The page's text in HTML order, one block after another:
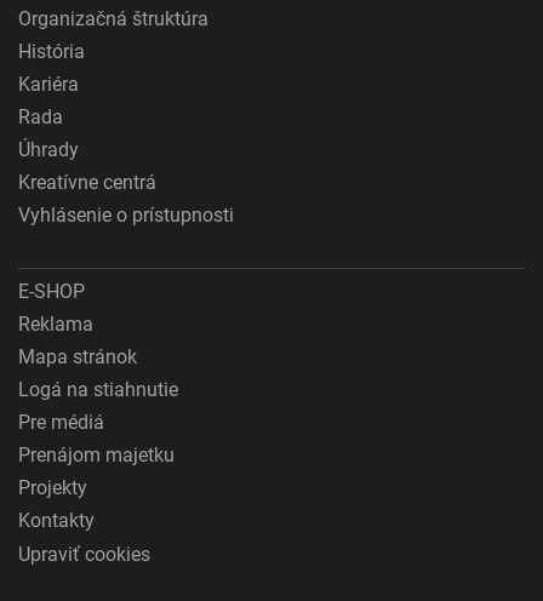
Organizačná štruktúra
História
Kariéra
Rada
Úhrady
Kreatívne centrá
Vyhlásenie o prístupnosti
E-SHOP
Reklama
Mapa stránok
Logá na stiahnutie
Pre médiá
Prenájom majetku
Projekty
Kontakty
Upraviť cookies